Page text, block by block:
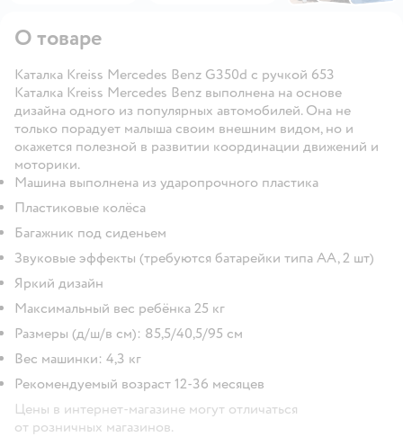
О товаре
Каталка Kreiss Mercedes Benz G350d с ручкой 653
Каталка Kreiss Mercedes Benz выполнена на основе
дизайна одного из популярных автомобилей. Она не
только порадует малыша своим внешним видом, но и
окажется полезной в развитии координации движений и
моторики.
Машина выполнена из ударопрочного пластика
Пластиковые колёса
Багажник под сиденьем
Звуковые эффекты (требуются батарейки типа АА, 2 шт)
Яркий дизайн
Максимальный вес ребёнка 25 кг
Размеры (д/ш/в см): 85,5/40,5/95 см
Вес машинки: 4,3 кг
Рекомендуемый возраст 12-36 месяцев
Цены в интернет-магазине могут отличаться
от розничных магазинов.